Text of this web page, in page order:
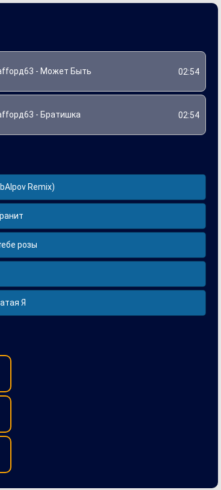
- Может Быть 02:54
- Братишка 02:54
Remix)
розы
Я